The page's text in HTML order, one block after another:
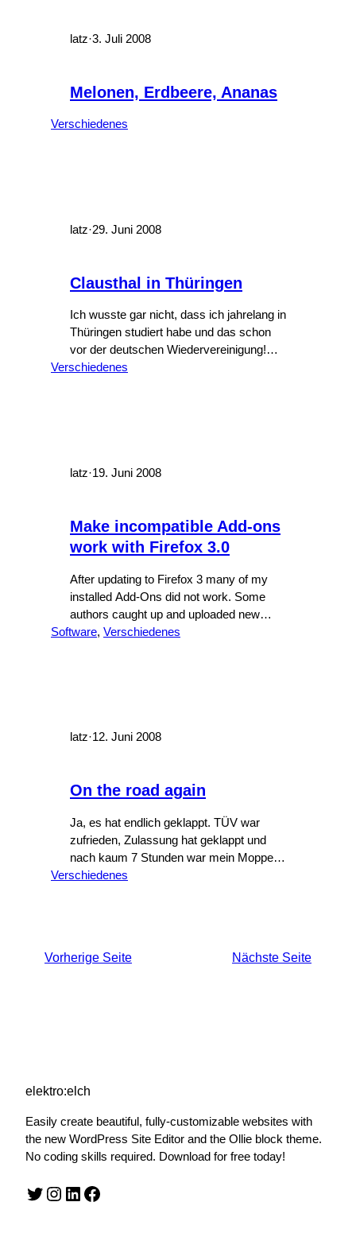
latz·3. Juli 2008
Melonen, Erdbeere, Ananas
Verschiedenes
latz·29. Juni 2008
Clausthal in Thüringen
Ich wusste gar nicht, dass ich jahrelang in
Thüringen studiert habe und das schon
vor der deutschen Wiedervereinigung!
Sah eigentlich alles ganz nach Westen
Verschiedenes
latz·19. Juni 2008
Make incompatible Add-ons
work with Firefox 3.0
After updating to Firefox 3 many of my
installed Add-Ons did not work. Some
authors caught up and uploaded new
versions ASAP but some seem to have
Software, Verschiedenes
latz·12. Juni 2008
On the road again
Ja, es hat endlich geklappt. TÜV war
zufrieden, Zulassung hat geklappt und
nach kaum 7 Stunden war mein Mopped
wieder offiziell unterwegs. Die Rechnung:
Nummernschild: € 13,- Gesamt: € 373,45
Verschiedenes
Vorherige Seite Nächste Seite
elektro:elch
Easily create beautiful, fully-customizable websites with
the new WordPress Site Editor and the Ollie block theme.
No coding skills required. Download for free today!
Twitter Instagram LinkedIn Facebook